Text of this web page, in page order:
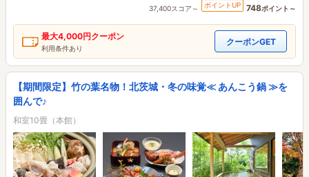
37,400スコア～ ポイントUP 748ポイント～
最大4,000円クーポン
利用条件あり
クーポンGET
【期間限定】竹の葉名物！北茨城・冬の味覚≪ あんこう鍋 ≫を
囲んで♪
和室10畳（本館）